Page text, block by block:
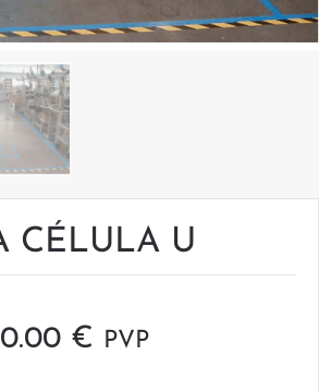
CÉLULA U
€ Current
PVP